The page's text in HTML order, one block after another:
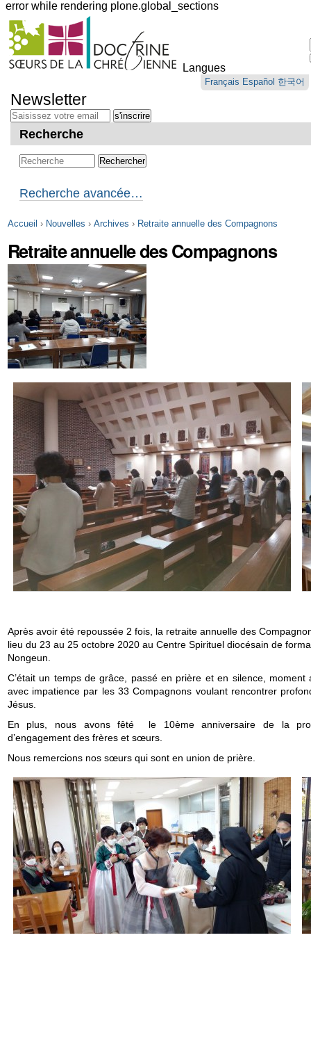
error while rendering plone.global_sections
Outils
personnels
Langues
Français Español 한국어
au
contenu.
Aller
navigation
Newsletter
Recherche
Recherche avancée…
Accueil › Nouvelles › Archives › Retraite annuelle des Compagnons
Retraite annuelle des Compagnons
Après avoir été repoussée 2 fois, la retraite annuelle des
lieu du 23 au 25 octobre 2020 au Centre Spirituel diocésain de
Nongeun.
C’était un temps de grâce, passé en prière et en silence, moment
avec impatience par les 33 Compagnons voulant rencontrer
Jésus.
En plus, nous avons fêté le 10ème anniversaire de la
d’engagement des frères et sœurs.
Nous remercions nos sœurs qui sont en union de prière.